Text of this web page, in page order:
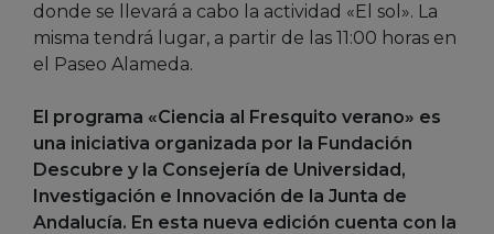
donde se llevará a cabo la actividad «El sol». La
misma tendrá lugar, a partir de las 11:00 horas en
el Paseo Alameda.
El programa «Ciencia al Fresquito verano» es
una iniciativa organizada por la Fundación
Descubre y la Consejería de Universidad,
Investigación e Innovación de la Junta de
Andalucía. En esta nueva edición cuenta con la